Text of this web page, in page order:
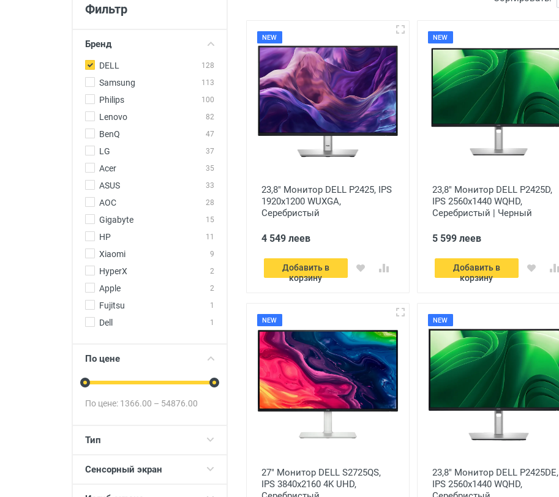
Товары для детей
Все для дома
Фильтр
Бренд
DELL 128
Samsung 113
Philips 100
Lenovo 82
BenQ 47
LG 37
Acer 35
ASUS 33
AOC 28
Gigabyte 15
HP 11
Xiaomi 9
HyperX 2
Apple 2
Fujitsu 1
Dell 1
По цене
По цене: 1366.00 – 54876.00
Тип
Сенсорный экран
NEW
23,8" Монитор DELL P2425, IPS
1920x1200 WUXGA,
Серебристый
4 549 леев
Добавить в
корзину
NEW
23,8" Монитор DELL P2425D,
IPS 2560x1440 WQHD,
Серебристый | Черный
5 599 леев
Добавить в
корзину
NEW
27" Монитор DELL S2725QS,
IPS 3840x2160 4K UHD,
NEW
23,8" Монитор DELL P2425DE,
IPS 2560x1440 WQHD,